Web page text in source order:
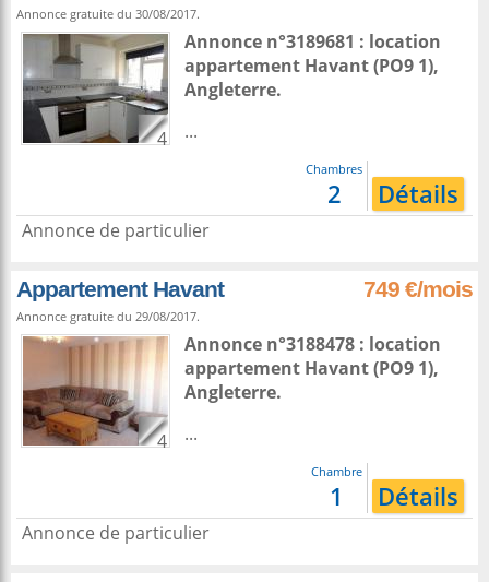
Annonce gratuite du 30/08/2017.
4
Annonce n°3189681 : location
appartement Havant(PO9 1),
Angleterre.
...
Chambres
2 Détails
Annonce de particulier
Appartement Havant 749 €/mois
Annonce gratuite du 29/08/2017.
4
Annonce n°3188478 : location
appartement Havant(PO9 1),
Angleterre.
...
Chambre
1 Détails
Annonce de particulier